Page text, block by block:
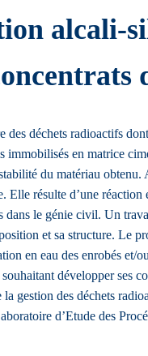
alcali-
des déchets radioactifs
en matrice
du matériau
Elle résulte d’une
dans le génie civil. Un
et sa structure. Le
en eau des enrobés
développer ses
gestion des déchets
d’Etude des